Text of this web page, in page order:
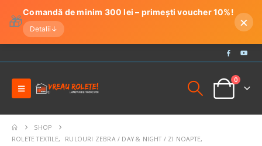
🎁
Comandă de minim 300 lei – primești voucher 10%!
Detalii ↓ ×
0
SHOP
ROLETE TEXTILE, RULOURI ZEBRA / DAY & NIGHT / ZI NOAPTE,